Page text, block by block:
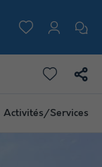
Activités/Services